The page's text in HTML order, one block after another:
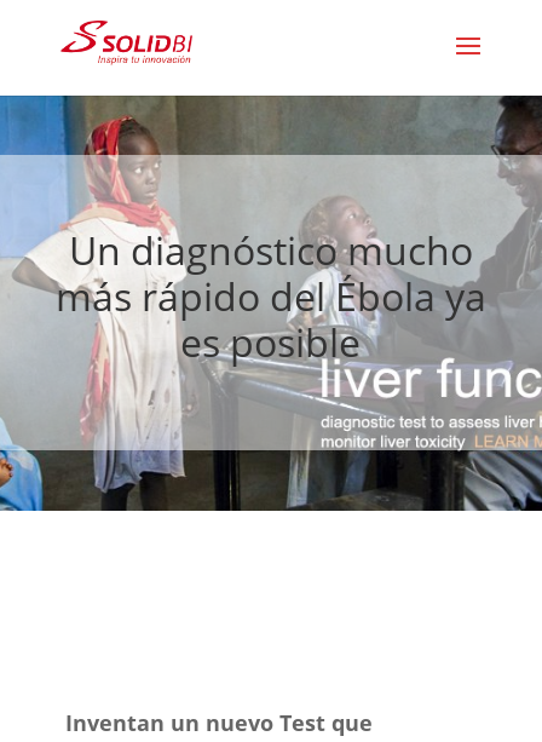
Un diagnóstico mucho
más rápido del Ébola ya
es posible
Inventan un nuevo Test que